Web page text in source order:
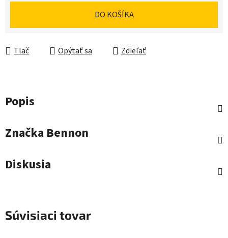
DO KOŠÍKA
Tlač Opýtať sa Zdieľať
Popis
Značka Bennon
Diskusia
Súvisiaci tovar